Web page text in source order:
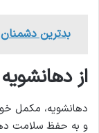
بدترین
از
دهانشویه، مکمل
و به حفظ سلامت